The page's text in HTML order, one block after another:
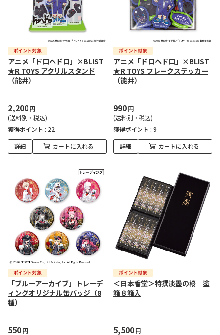
アニメ「ドロヘドロ」×BLIST
★R TOYS アクリルスタンド
（能井）
2,200円
(送料別・税込)
獲得ポイント : 22
詳細 カートに入れる
アニメ「ドロヘドロ」×BLIST
★R TOYS フレークステッカー
（能井）
990円
(送料別・税込)
獲得ポイント : 9
詳細 カートに入れる
「ブルーアーカイブ」トレーデ
ィングオリジナル缶バッジ（8
種）
550円
＜日本香堂＞特撰淡墨の桜 塗
箱８箱入
5,500円